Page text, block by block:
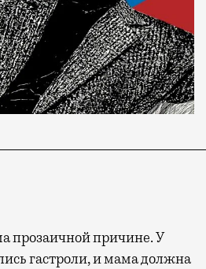
прозаичной причине. У
гастроли, и мама должна